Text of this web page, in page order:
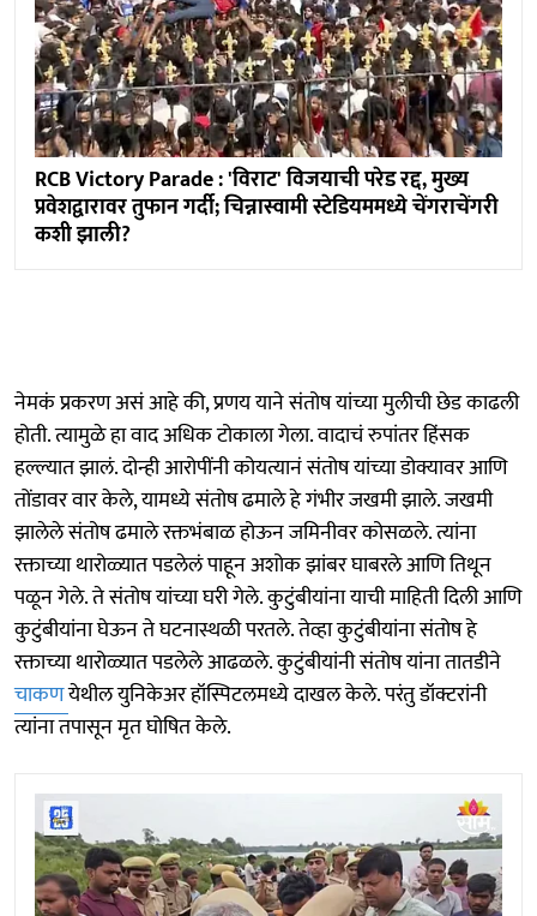
RCB Victory Parade : 'विराट' विजयाची परेड रद्द, मुख्य
प्रवेशद्वारावर तुफान गर्दी; चिन्नास्वामी स्टेडियममध्ये चेंगराचेंगरी
कशी झाली?
नेमकं प्रकरण असं आहे की, प्रणय याने संतोष यांच्या मुलीची छेड काढली
होती. त्यामुळे हा वाद अधिक टोकाला गेला. वादाचं रुपांतर हिंसक
हल्ल्यात झालं. दोन्ही आरोपींनी कोयत्यानं संतोष यांच्या डोक्यावर आणि
तोंडावर वार केले, यामध्ये संतोष ढमाले हे गंभीर जखमी झाले. जखमी
झालेले संतोष ढमाले रक्तभंबाळ होऊन जमिनीवर कोसळले. त्यांना
रक्ताच्या थारोळ्यात पडलेलं पाहून अशोक झांबर घाबरले आणि तिथून
पळून गेले. ते संतोष यांच्या घरी गेले. कुटुंबीयांना याची माहिती दिली आणि
कुटुंबीयांना घेऊन ते घटनास्थळी परतले. तेव्हा कुटुंबीयांना संतोष हे
रक्ताच्या थारोळ्यात पडलेले आढळले. कुटुंबीयांनी संतोष यांना तातडीने
चाकणयेथील युनिकेअर हॉस्पिटलमध्ये दाखल केले. परंतु डॉक्टरांनी
त्यांना तपासून मृत घोषित केले.